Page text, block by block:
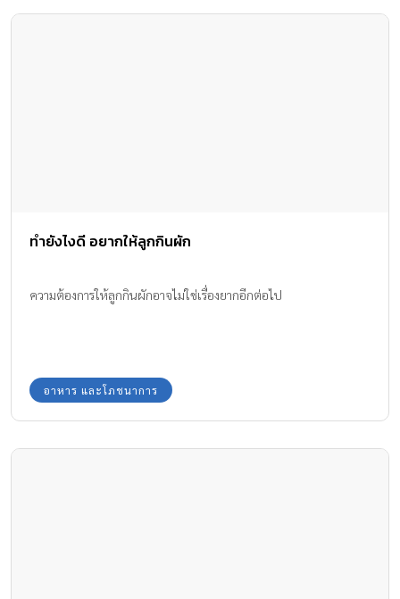
ทำยังไงดี อยากให้ลูกกินผัก
ความต้องการให้ลูกกินผักอาจไม่ใช่เรื่องยากอีกต่อไป
อาหาร และโภชนาการ